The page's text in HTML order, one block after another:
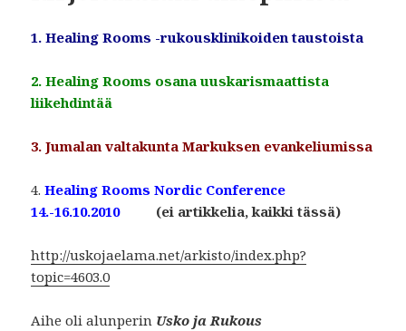
1. Healing Rooms -rukousklinikoiden taustoista
2. Healing Rooms osana uuskarismaattista
liikehdintää
3. Jumalan valtakunta Markuksen evankeliumissa
4.Healing Rooms Nordic Conference
14.-16.10.2010
(ei artikkelia, kaikki tässä)
http://uskojaelama.net/arkisto/index.php?
topic=4603.0
Aihe oli alunperin Usko ja Rukous